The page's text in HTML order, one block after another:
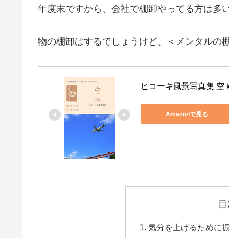
年度末ですから、会社で棚卸やってる方は多
物の棚卸はするでしょうけど、＜メンタルの
ヒコーキ風景写真集 空
Amazonで見る
気分を上げるために